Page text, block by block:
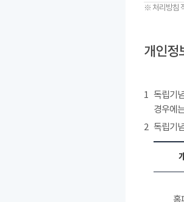
※ 처리방침
개인정
1 독립기
경우에
2 독립기
홈